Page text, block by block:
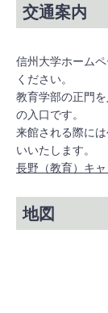
交通案内
信州大学ホーム
ください。
教育学部の正門
の入口です。
来館される際に
いいたします。
長野（教育）キ
地図